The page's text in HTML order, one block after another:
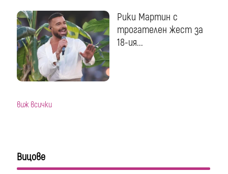
Рики Мартин с
трогателен жест за
18-ия...
виж всички
Вицове